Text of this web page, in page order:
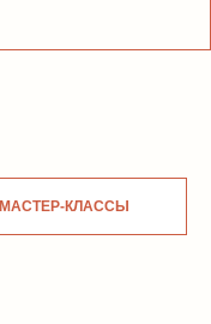
МАСТЕР-КЛАССЫ